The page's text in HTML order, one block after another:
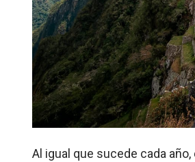
Al igual que sucede cada